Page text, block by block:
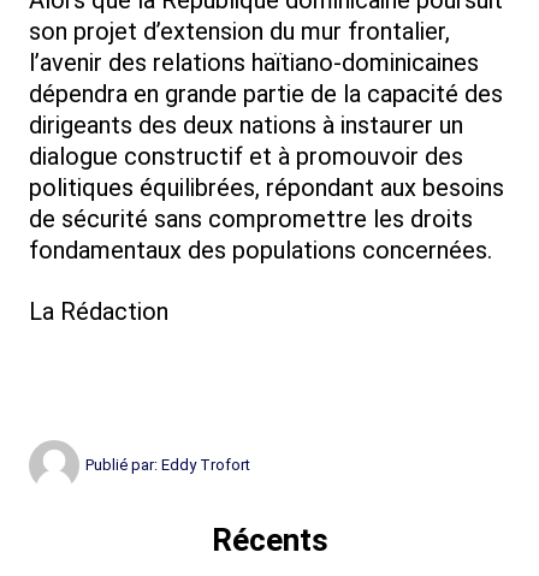
son projet d’extension du mur frontalier,
l’avenir des relations haïtiano-dominicaines
dépendra en grande partie de la capacité des
dirigeants des deux nations à instaurer un
dialogue constructif et à promouvoir des
politiques équilibrées, répondant aux besoins
de sécurité sans compromettre les droits
fondamentaux des populations concernées.
La Rédaction
Publié par: Eddy Trofort
Récents